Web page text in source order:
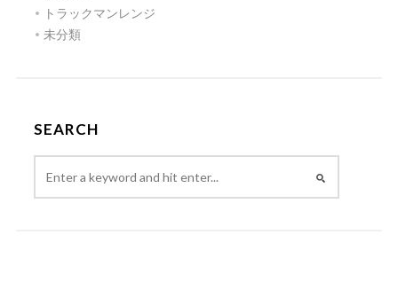
トラックマンレンジ
未分類
SEARCH